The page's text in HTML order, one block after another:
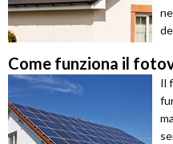
Come funziona il
Il